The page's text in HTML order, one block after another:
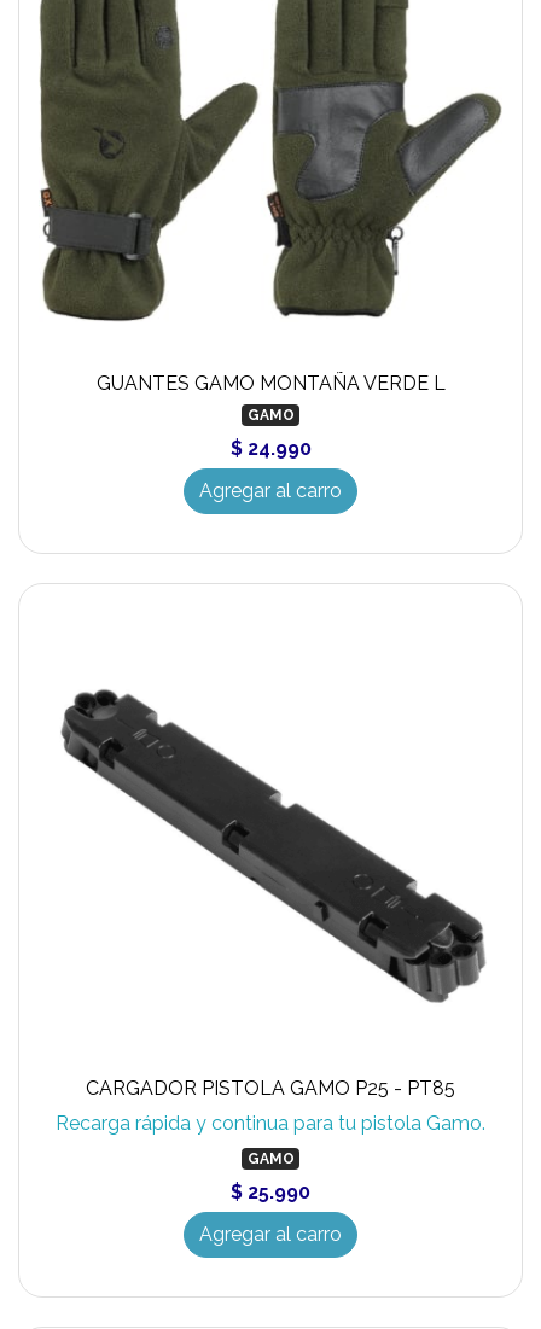
GUANTES GAMO MONTAÑA VERDE L
GAMO
$ 24.990
Agregar al carro
CARGADOR PISTOLA GAMO P25 - PT85
Recarga rápida y continua para tu pistola Gamo.
GAMO
$ 25.990
Agregar al carro